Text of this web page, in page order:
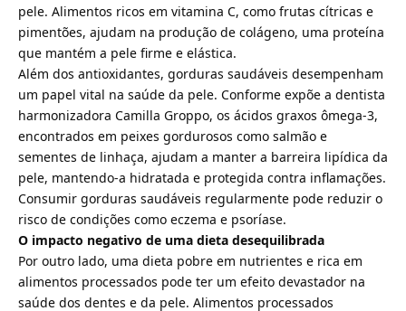
pele. Alimentos ricos em vitamina C, como frutas cítricas e
pimentões, ajudam na produção de colágeno, uma proteína
que mantém a pele firme e elástica.
Além dos antioxidantes, gorduras saudáveis desempenham
um papel vital na saúde da pele. Conforme expõe a dentista
harmonizadora Camilla Groppo, os ácidos graxos ômega-3,
encontrados em peixes gordurosos como salmão e
sementes de linhaça, ajudam a manter a barreira lipídica da
pele, mantendo-a hidratada e protegida contra inflamações.
Consumir gorduras saudáveis regularmente pode reduzir o
risco de condições como eczema e psoríase.
O impacto negativo de uma dieta desequilibrada
Por outro lado, uma dieta pobre em nutrientes e rica em
alimentos processados pode ter um efeito devastador na
saúde dos dentes e da pele. Alimentos processados